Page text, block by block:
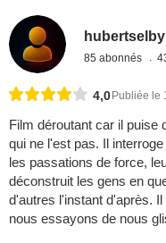
hubertselby
85 abonnés
4,0Publiée le
Film déroutant car il puise
qui ne l'est pas. Il
les passations de force,
déconstruit les gens en
d'autres l'instant d'après.
nous essayons de nous